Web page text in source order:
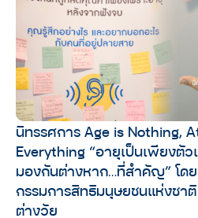
นิทรรศการ Age is Nothing,
Everything “อายุเป็นเพียงตัว
มองกันต่างหาก…ที่สำคัญ” โด
กรรมการสิทธิมนุษยชนแห่งชา
ต่างวัย